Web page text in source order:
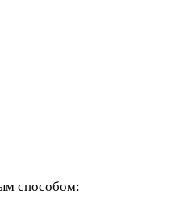
способом: